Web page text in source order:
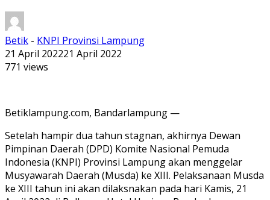
Betik - KNPI Provinsi Lampung
21 April 202221 April 2022
771 views
Betiklampung.com, Bandarlampung —
Setelah hampir dua tahun stagnan, akhirnya Dewan
Pimpinan Daerah (DPD) Komite Nasional Pemuda
Indonesia (KNPI) Provinsi Lampung akan menggelar
Musyawarah Daerah (Musda) ke XIII. Pelaksanaan Musda
ke XIII tahun ini akan dilaksnakan pada hari Kamis, 21